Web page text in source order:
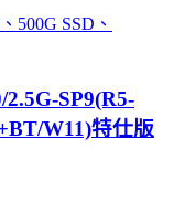
500G SSD、
SP9(R5-
W11)特仕版